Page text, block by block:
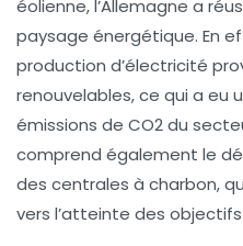
éolienne, l’Allemagne a
paysage énergétique. En
production d’électricité
renouvelables, ce qui a eu
émissions de CO2 du
comprend également le
des centrales à charbon,
vers l’atteinte des